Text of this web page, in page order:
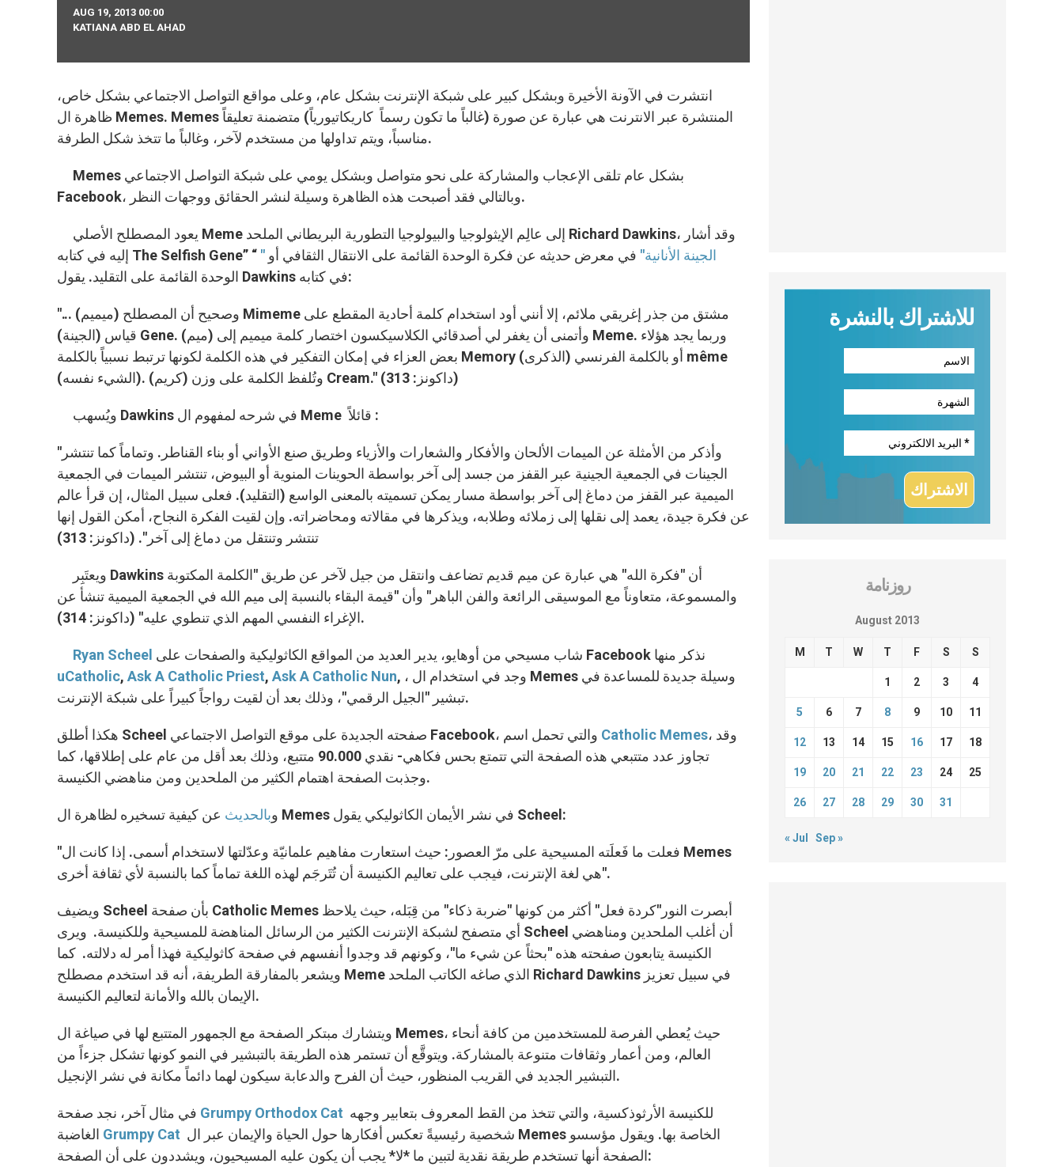
AUG 19, 2013 00:00
KATIANA ABD EL AHAD
انتشرت في الآونة الأخيرة وبشكل كبير على شبكة الإنترنت بشكل عام، وعلى مواقع التواصل الاجتماعي بشكل خاص،
ظاهرة ال Memes. Memes المنتشرة عبر الانترنت هي عبارة عن صورة (غالباً ما تكون رسماً كاريكاتيورياً) متضمنة تعليقاً
مناسباً، ويتم تداولها من مستخدم لآخر، وغالباً ما تتخذ شكل الطرفة.
Memes بشكل عام تلقى الإعجاب والمشاركة على نحو متواصل وبشكل يومي على شبكة التواصل الاجتماعي
Facebook، وبالتالي فقد أصبحت هذه الظاهرة وسيلة لنشر الحقائق ووجهات النظر.
إليه في كتابه The Selfish Gene” “
" الجينة الأنانية" في معرض حديثه عن فكرة الوحدة القائمة على الانتقال الثقافي أو
الوحدة القائمة على التقليد. يقول Dawkins في كتابه:
"... وصحيح أن المصطلح (ميميم) Mimeme مشتق من جذر إغريقي ملائم، إلا أنني أود استخدام كلمة أحادية المقطع على
قياس (الجينة) Gene. وأتمنى أن يغفر لي أصدقائي الكلاسيكسون اختصار كلمة ميميم إلى (ميم) Meme. وربما يجد هؤلاء
بعض العزاء في إمكان التفكير في هذه الكلمة لكونها ترتبط نسبياً بالكلمة Memory (الذكرى) أو بالكلمة الفرنسي même
(الشيء نفسه). وتُلفظ الكلمة على وزن (كريم) Cream." (داكونز: 313)
ويُسهب Dawkins في شرحه لمفهوم ال Meme قائلاً :
"وأذكر من الأمثلة عن الميمات الألحان والأفكار والشعارات والأزياء وطريق صنع الأواني أو بناء القناطر. وتماماً كما تنتشر
الجينات في الجمعية الجينية عبر القفز من جسد إلى آخر بواسطة الحوينات المنوية أو البيوض، تنتشر الميمات في الجمعية
الميمية عبر القفز من دماغ إلى آخر بواسطة مسار يمكن تسميته بالمعنى الواسع (التقليد). فعلى سبيل المثال، إن قرأ عالم
عن فكرة جيدة، يعمد إلى نقلها إلى زملائه وطلابه، ويذكرها في مقالاته ومحاضراته. وإن لقيت الفكرة النجاح، أمكن القول إنها
تنتشر وتنتقل من دماغ إلى آخر". (داكونز: 313)
والمسموعة، متعاوناً مع الموسيقى الرائعة والفن الباهر" وأن "قيمة البقاء بالنسبة إلى ميم الله في الجمعية الميمية تنشأ عن
الإغراء النفسي المهم الذي تنطوي عليه" (داكونز: 314).
Ryan Scheel
شاب مسيحي من أوهايو، يدير العديد من المواقع الكاثوليكية والصفحات على Facebook نذكر منها
uCatholic, Ask A Catholic Priest, Ask A Catholic Nun, ، وجد في استخدام ال Memes وسيلة جديدة للمساعدة في
تبشير "الجيل الرقمي"، وذلك بعد أن لقيت رواجاً كبيراً على شبكة الإنترنت.
Catholic Memes، وقد
تجاوز عدد متتبعي هذه الصفحة التي تتمتع بحس فكاهي- نقدي 90.000 متتبع، وذلك بعد أقل من عام على إطلاقها، كما
وجذبت الصفحة اهتمام الكثير من الملحدين ومن مناهضي الكنيسة.
وبالحديث عن كيفية تسخيره لظاهرة ال Memes في نشر الأيمان الكاثوليكي يقول Scheel:
"فعلت ما فَعلَته المسيحية على مرّ العصور: حيث استعارت مفاهيم علمانيّة وعدّلتها لاستخدام أسمى. إذا كانت ال Memes
هي لغة الإنترنت، فيجب على تعاليم الكنيسة أن تُتَرجَم لهذه اللغة تماماً كما بالنسبة لأي ثقافة أخرى".
ويضيف Scheel بأن صفحة Catholic Memes أبصرت النور"كردة فعل" أكثر من كونها "ضربة ذكاء" من قِبَله، حيث يلاحظ
أي متصفح لشبكة الإنترنت الكثير من الرسائل المناهضة للمسيحية وللكنيسة. ويرى Scheel أن أغلب الملحدين ومناهضي
الكنيسة يتابعون صفحته هذه "بحثاً عن شيء ما"، وكونهم قد وجدوا أنفسهم في صفحة كاثوليكية فهذا أمر له دلالته. كما
ويشعر بالمفارقة الطريفة، أنه قد استخدم مصطلح Meme الذي صاغه الكاتب الملحد Richard Dawkins في سبيل تعزيز
الإيمان بالله والأمانة لتعاليم الكنيسة.
ويتشارك مبتكر الصفحة مع الجمهور المتتبع لها في صياغة ال Memes، حيث يُعطي الفرصة للمستخدمين من كافة أنحاء
العالم، ومن أعمار وثقافات متنوعة بالمشاركة. ويتوقَّع أن تستمر هذه الطريقة بالتبشير في النمو كونها تشكل جزءاً من
التبشير الجديد في القريب المنظور، حيث أن الفرح والدعابة سيكون لهما دائماً مكانة في نشر الإنجيل.
Grumpy Orthodox Cat
Grumpy Cat
الصفحة أنها تستخدم طريقة نقدية لتبين ما *لا* يجب أن يكون عليه المسيحيون، ويشددون على أن الصفحة:
للاشتراك بالنشرة
روزنامة
August 2013
M T W T F S S
1 2 3 4
5 6 7 8 9 10 11
12 13 14 15 16 17 18
19 20 21 22 23 24 25
26 27 28 29 30 31
« Jul Sep »